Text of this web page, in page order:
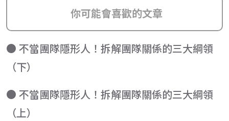
你可能會喜歡的文章
● 不當團隊隱形人！拆解團隊關係的三大綱領
（下）
● 不當團隊隱形人！拆解團隊關係的三大綱領
（上）